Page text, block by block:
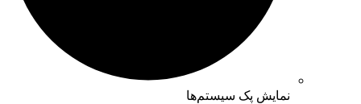
نمایش پک سیستم‌ها